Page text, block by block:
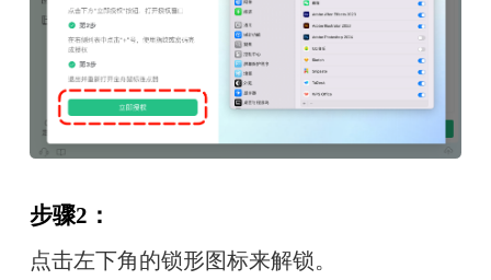
步骤2：
点击左下角的锁形图标来解锁。